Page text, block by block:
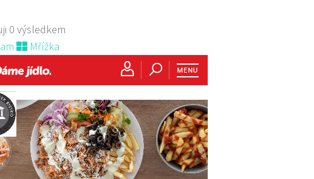
0 výsledkem
Mřížka